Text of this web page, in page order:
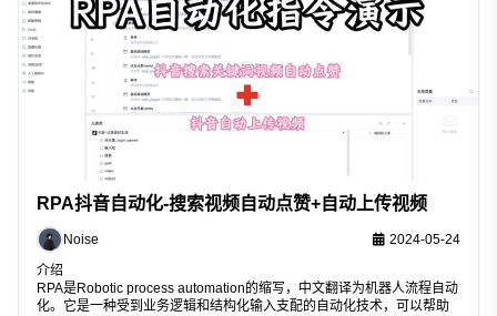
RPA抖音自动化-搜索视频自动点赞+自动上传视频
Noise
2024-05-24
介绍
RPA是Robotic process automation的缩写，中文翻译为机器人流程自动
化。它是一种受到业务逻辑和结构化输入支配的自动化技术，可以帮助